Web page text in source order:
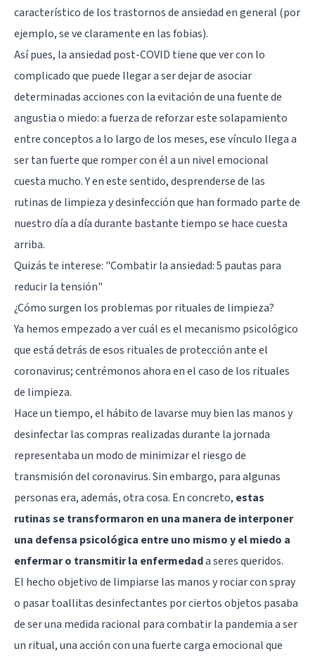
característico de los trastornos de ansiedad en general (por
ejemplo, se ve claramente en las fobias).
Así pues, la ansiedad post-COVID tiene que ver con lo
complicado que puede llegar a ser dejar de asociar
determinadas acciones con la evitación de una fuente de
angustia o miedo: a fuerza de reforzar este solapamiento
entre conceptos a lo largo de los meses, ese vínculo llega a
ser tan fuerte que romper con él a un nivel emocional
cuesta mucho. Y en este sentido, desprenderse de las
rutinas de limpieza y desinfección que han formado parte de
nuestro día a día durante bastante tiempo se hace cuesta
arriba.
Quizás te interese: "Combatir la ansiedad: 5 pautas para
reducir la tensión"
¿Cómo surgen los problemas por rituales de limpieza?
Ya hemos empezado a ver cuál es el mecanismo psicológico
que está detrás de esos rituales de protección ante el
coronavirus; centrémonos ahora en el caso de los rituales
de limpieza.
Hace un tiempo, el hábito de lavarse muy bien las manos y
desinfectar las compras realizadas durante la jornada
representaba un modo de minimizar el riesgo de
transmisión del coronavirus. Sin embargo, para algunas
personas era, además, otra cosa. En concreto, estas
rutinas se transformaron en una manera de interponer
una defensa psicológica entre uno mismo y el miedo a
enfermar o transmitir la enfermedada seres queridos.
El hecho objetivo de limpiarse las manos y rociar con spray
o pasar toallitas desinfectantes por ciertos objetos pasaba
de ser una medida racional para combatir la pandemia a ser
un ritual, una acción con una fuerte carga emocional que